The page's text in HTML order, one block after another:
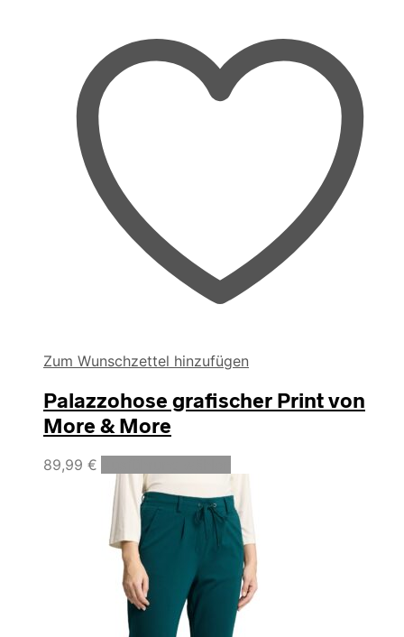
Zum Wunschzettel hinzufügen
Palazzohose grafischer Print von
More & More
89,99 €
weist
mehrere
Varianten
auf.
Die
Optionen
können
auf